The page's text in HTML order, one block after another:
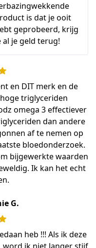
is dat je ooit
geprobeerd, krijg
al je geld terug!
en DIT merk en de
triglyceriden
omega 3 effectiever
dan andere
af te nemen op
bloedonderzoek.
bijgewerkte waarden
Ik kan het echt
G.
heb !!! Als ik deze